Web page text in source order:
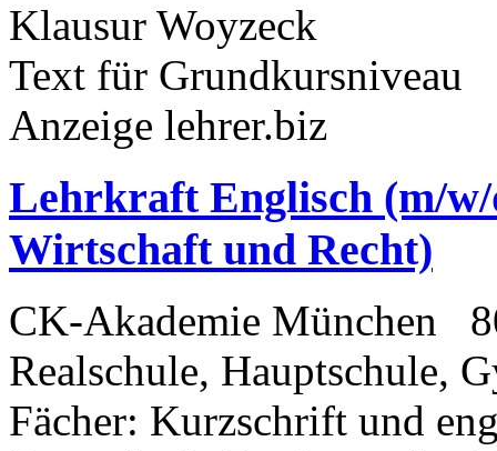
Klausur Woyzeck
Text für Grundkursniveau
Anzeige lehrer.biz
Lehrkraft Englisch (m/
Wirtschaft und Recht)
CK-Akademie München
Realschule, Hauptschule,
Fächer: Kurzschrift und